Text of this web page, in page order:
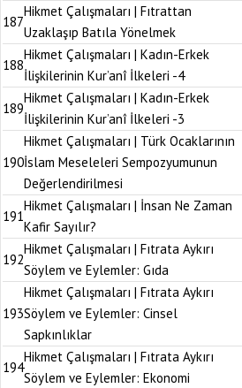
187
Hikmet Çalışmaları | Fıtrattan
Uzaklaşıp Batıla Yönelmek
188
Hikmet Çalışmaları | Kadın-Erkek
İlişkilerinin Kur’anî İlkeleri -4
189
Hikmet Çalışmaları | Kadın-Erkek
İlişkilerinin Kur’anî İlkeleri -3
190
Hikmet Çalışmaları | Türk Ocaklarının
İslam Meseleleri Sempozyumunun
Değerlendirilmesi
191
Hikmet Çalışmaları | İnsan Ne Zaman
Kafir Sayılır?
192
Hikmet Çalışmaları | Fıtrata Aykırı
Söylem ve Eylemler: Gıda
193
Hikmet Çalışmaları | Fıtrata Aykırı
Söylem ve Eylemler: Cinsel
Sapkınlıklar
194
Hikmet Çalışmaları | Fıtrata Aykırı
Söylem ve Eylemler: Ekonomi